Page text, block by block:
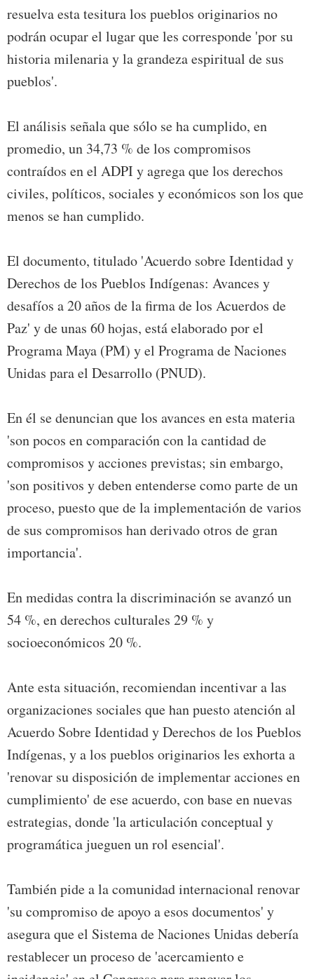
resuelva esta tesitura los pueblos originarios no
podrán ocupar el lugar que les corresponde 'por su
historia milenaria y la grandeza espiritual de sus
pueblos'.
El análisis señala que sólo se ha cumplido, en
promedio, un 34,73 % de los compromisos
contraídos en el ADPI y agrega que los derechos
civiles, políticos, sociales y económicos son los que
menos se han cumplido.
El documento, titulado 'Acuerdo sobre Identidad y
Derechos de los Pueblos Indígenas: Avances y
desafíos a 20 años de la firma de los Acuerdos de
Paz' y de unas 60 hojas, está elaborado por el
Programa Maya (PM) y el Programa de Naciones
Unidas para el Desarrollo (PNUD).
En él se denuncian que los avances en esta materia
'son pocos en comparación con la cantidad de
compromisos y acciones previstas; sin embargo,
'son positivos y deben entenderse como parte de un
proceso, puesto que de la implementación de varios
de sus compromisos han derivado otros de gran
importancia'.
En medidas contra la discriminación se avanzó un
54 %, en derechos culturales 29 % y
socioeconómicos 20 %.
Ante esta situación, recomiendan incentivar a las
organizaciones sociales que han puesto atención al
Acuerdo Sobre Identidad y Derechos de los Pueblos
Indígenas, y a los pueblos originarios les exhorta a
'renovar su disposición de implementar acciones en
cumplimiento' de ese acuerdo, con base en nuevas
estrategias, donde 'la articulación conceptual y
programática jueguen un rol esencial'.
También pide a la comunidad internacional renovar
'su compromiso de apoyo a esos documentos' y
asegura que el Sistema de Naciones Unidas debería
restablecer un proceso de 'acercamiento e